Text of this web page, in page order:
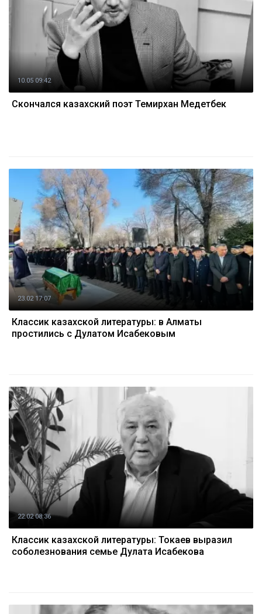
10.05 09:42
Скончался казахский поэт Темирхан Медетбек
23.02 17:07
Классик казахской литературы: в Алматы
простились с Дулатом Исабековым
22.02 08:36
Классик казахской литературы: Токаев выразил
соболезнования семье Дулата Исабекова